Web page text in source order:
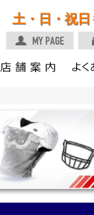
土・日・祝日